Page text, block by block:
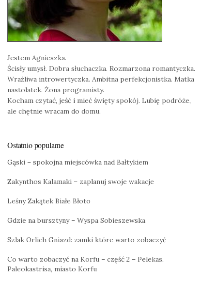
Jestem Agnieszka.
Ścisły umysł. Dobra słuchaczka. Rozmarzona romantyczka.
Wrażliwa introwertyczka. Ambitna perfekcjonistka. Matka
nastolatek. Żona programisty.
Kocham czytać, jeść i mieć święty spokój. Lubię podróże,
ale chętnie wracam do domu.
Ostatnio popularne
Gąski – spokojna miejscówka nad Bałtykiem
Zakynthos Kalamaki – zaplanuj swoje wakacje
Leśny Zakątek Białe Błoto
Gdzie na bursztyny – Wyspa Sobieszewska
Szlak Orlich Gniazd: zamki które warto zobaczyć
Co warto zobaczyć na Korfu – część 2 – Pelekas,
Paleokastrisa, miasto Korfu